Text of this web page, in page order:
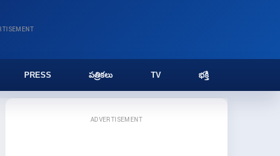
PRESS పత్రికలు TV భక్తి
ADVERTISEMENT